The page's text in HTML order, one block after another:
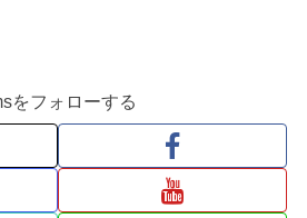
をフォローする